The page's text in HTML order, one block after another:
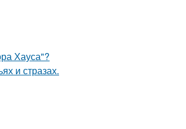
Хауса"?
и стразах.